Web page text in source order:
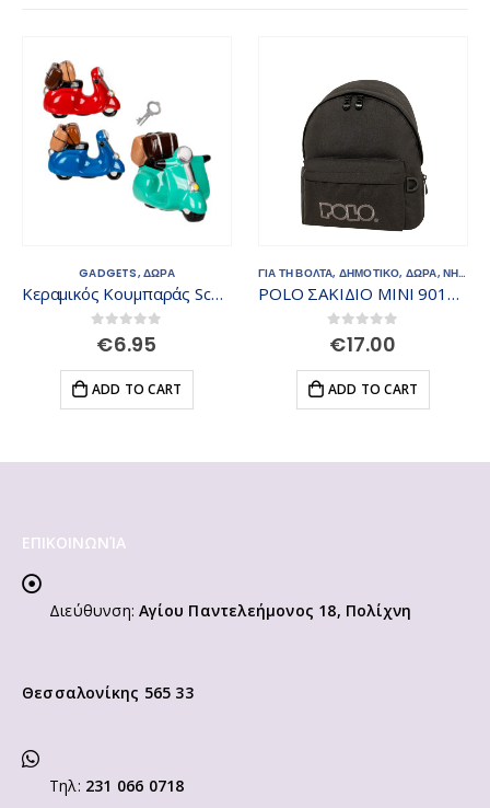
GADGETS, ΔΩΡΑ
Κεραμικός Κουμπαράς Scooter 14, 5 x 10, 5 cm
out of 5
€6.95
ADD TO CART
ΓΙΑ ΤΗ ΒΟΛΤΑ, ΔΗΜΟΤΙΚΟ, ΔΩΡΑ,ΝΗΠΙΑΓΩΓΕΙΟ
POLO ΣΑΚΙΔΙΟ MINI 901067-2000
0out of 5
€17.00
ADD TO CART
ΕΠΙΚΟΙΝΩΝΊΑ
Διεύθυνση: Αγίου Παντελεήμονος 18, Πολίχνη
Θεσσαλονίκης 565 33
Τηλ: 231 066 0718